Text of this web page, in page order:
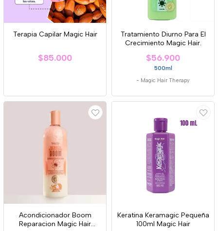
Terapia Capilar Magic Hair
$85.000
Tratamiento Diurno Para El
Crecimiento Magic Hair.
$56.900
500ml
- Magic Hair Therapy
Acondicionador Boom
Reparacion Magic Hair
Keratina Keramagic Pequeña
100ml Magic Hair